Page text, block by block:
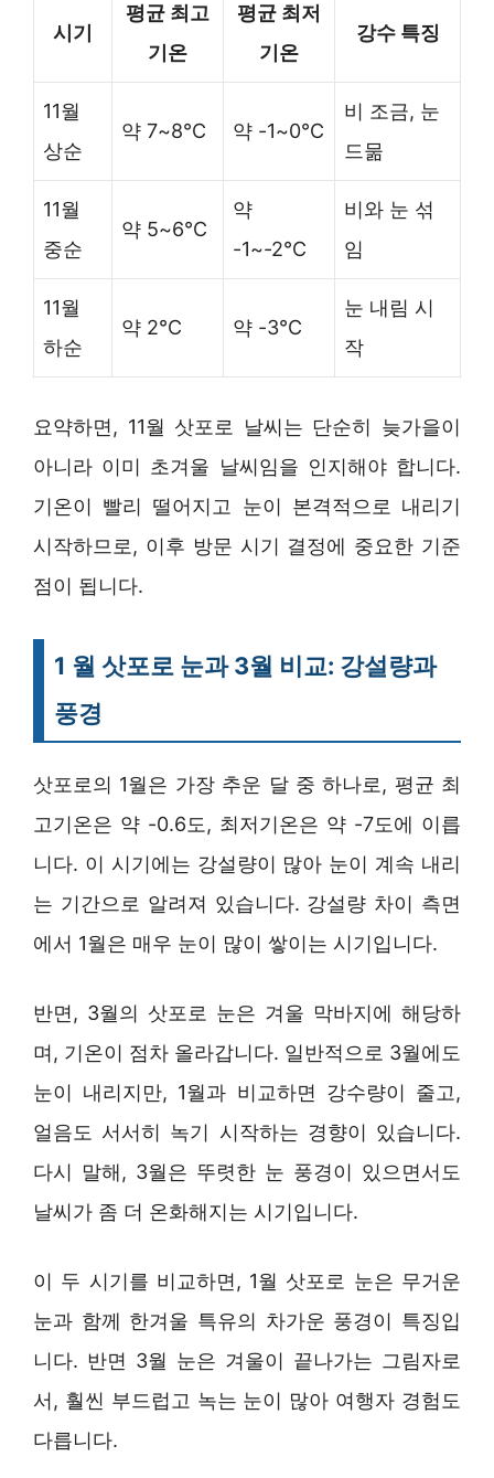
시기
평균 최고
기온
평균 최저
기온
강수 특징
11월
상순
약 7~8°C 약 -1~0°C
비 조금, 눈
드묾
11월
중순
약 5~6°C
약
-1~-2°C
비와 눈 섞
임
11월
하순
약 2°C 약 -3°C
눈 내림 시
작
요약하면, 11월 삿포로 날씨는 단순히 늦가을이
아니라 이미 초겨울 날씨임을 인지해야 합니다.
기온이 빨리 떨어지고 눈이 본격적으로 내리기
시작하므로, 이후 방문 시기 결정에 중요한 기준
점이 됩니다.
1 월 삿포로 눈과 3월 비교: 강설량과
풍경
삿포로의 1월은 가장 추운 달 중 하나로, 평균 최
고기온은 약 -0.6도, 최저기온은 약 -7도에 이릅
니다. 이 시기에는 강설량이 많아 눈이 계속 내리
는 기간으로 알려져 있습니다. 강설량 차이 측면
에서 1월은 매우 눈이 많이 쌓이는 시기입니다.
반면, 3월의 삿포로 눈은 겨울 막바지에 해당하
며, 기온이 점차 올라갑니다. 일반적으로 3월에도
눈이 내리지만, 1월과 비교하면 강수량이 줄고,
얼음도 서서히 녹기 시작하는 경향이 있습니다.
다시 말해, 3월은 뚜렷한 눈 풍경이 있으면서도
날씨가 좀 더 온화해지는 시기입니다.
이 두 시기를 비교하면, 1월 삿포로 눈은 무거운
눈과 함께 한겨울 특유의 차가운 풍경이 특징입
니다. 반면 3월 눈은 겨울이 끝나가는 그림자로
서, 훨씬 부드럽고 녹는 눈이 많아 여행자 경험도
다릅니다.